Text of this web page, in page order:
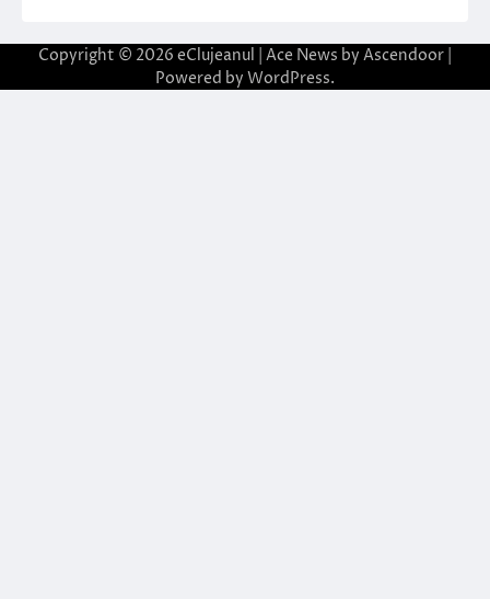
Copyright © 2026 eClujeanul | Ace News by Ascendoor
Powered by WordPress.